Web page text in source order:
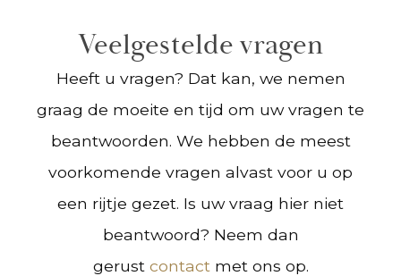
Veelgestelde vragen
Heeft u vragen? Dat kan, we nemen
graag de moeite en tijd om uw vragen te
beantwoorden. We hebben de meest
voorkomende vragen alvast voor u op
een rijtje gezet. Is uw vraag hier niet
beantwoord? Neem dan
gerust contact met ons op.